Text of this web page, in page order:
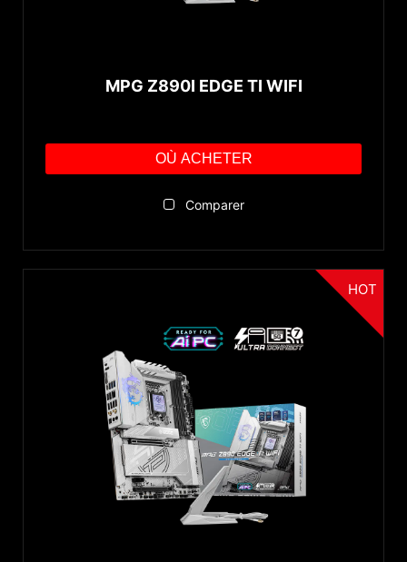
MPG Z890I EDGE TI WIFI
OÙ ACHETER
Comparer
HOT